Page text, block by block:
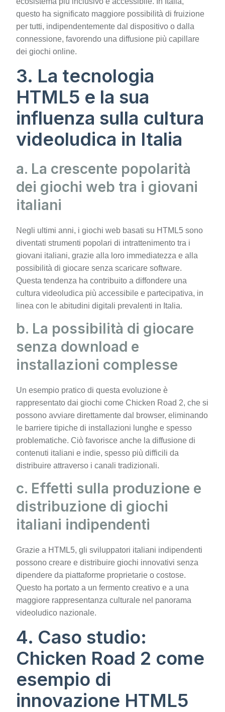
questo ha significato maggiore possibilità di fruizione
per tutti, indipendentemente dal dispositivo o dalla
connessione, favorendo una diffusione più capillare
dei giochi online.
3. La tecnologia
HTML5 e la sua
influenza sulla cultura
videoludica in Italia
a. La crescente popolarità
dei giochi web tra i giovani
italiani
Negli ultimi anni, i giochi web basati su HTML5 sono
diventati strumenti popolari di intrattenimento tra i
giovani italiani, grazie alla loro immediatezza e alla
possibilità di giocare senza scaricare software.
Questa tendenza ha contribuito a diffondere una
cultura videoludica più accessibile e partecipativa, in
linea con le abitudini digitali prevalenti in Italia.
b. La possibilità di giocare
senza download e
installazioni complesse
Un esempio pratico di questa evoluzione è
rappresentato dai giochi come Chicken Road 2, che si
possono avviare direttamente dal browser, eliminando
le barriere tipiche di installazioni lunghe e spesso
problematiche. Ciò favorisce anche la diffusione di
contenuti italiani e indie, spesso più difficili da
distribuire attraverso i canali tradizionali.
c. Effetti sulla produzione e
distribuzione di giochi
italiani indipendenti
Grazie a HTML5, gli sviluppatori italiani indipendenti
possono creare e distribuire giochi innovativi senza
dipendere da piattaforme proprietarie o costose.
Questo ha portato a un fermento creativo e a una
maggiore rappresentanza culturale nel panorama
videoludico nazionale.
4. Caso studio:
Chicken Road 2 come
esempio di
innovazione HTML5